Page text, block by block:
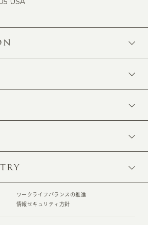
ワークライフバランスの推進
情報セキュリティ方針